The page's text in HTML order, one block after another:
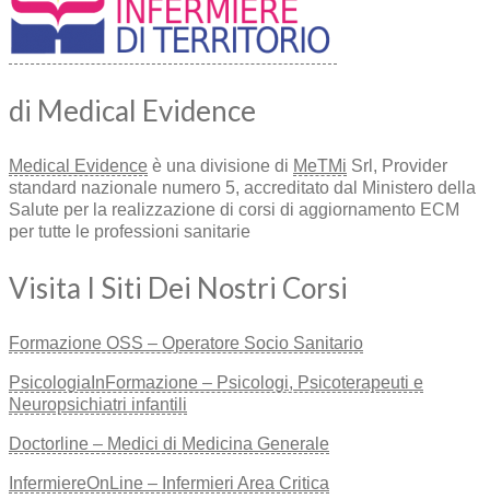
di Medical Evidence
Medical Evidence è una divisione di MeTMi Srl, Provider
standard nazionale numero 5, accreditato dal Ministero della
Salute per la realizzazione di corsi di aggiornamento ECM
per tutte le professioni sanitarie
Visita I Siti Dei Nostri Corsi
Formazione OSS – Operatore Socio Sanitario
PsicologiaInFormazione – Psicologi, Psicoterapeuti e
Neuropsichiatri infantili
Doctorline – Medici di Medicina Generale
InfermiereOnLine – Infermieri Area Critica